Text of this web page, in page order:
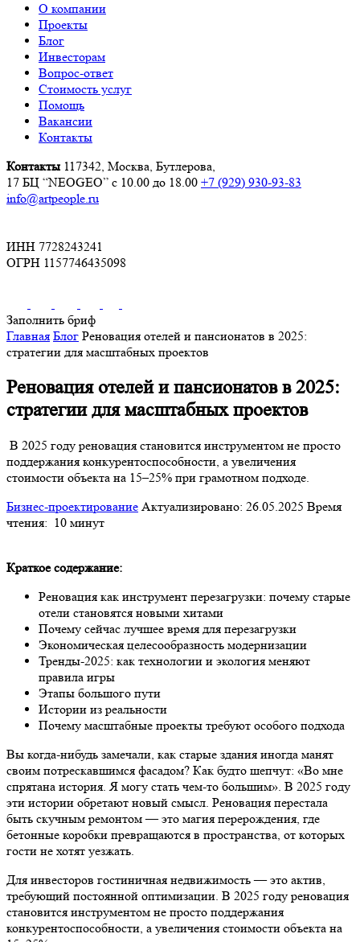
О компании
Проекты
Блог
Инвесторам
Вопрос-ответ
Стоимость услуг
Помощь
Вакансии
Контакты
Контакты 117342, Москва, Бутлерова,
17 БЦ “NEOGEO” с 10.00 до 18.00 +7 (929) 930-93-83
info@artpeople.ru
ИНН 7728243241
ОГРН 1157746435098
Заполнить бриф
Главная Блог Реновация отелей и пансионатов в 2025:
стратегии для масштабных проектов
Реновация отелей и пансионатов в 2025:
стратегии для масштабных проектов
В 2025 году реновация становится инструментом не просто
поддержания конкурентоспособности, а увеличения
стоимости объекта на 15–25% при грамотном подходе.
Бизнес-проектирование Актуализировано: 26.05.2025 Время
чтения: 10 минут
Краткое содержание:
Реновация как инструмент перезагрузки: почему старые
отели становятся новыми хитами
Почему сейчас лучшее время для перезагрузки
Экономическая целесообразность модернизации
Тренды-2025: как технологии и экология меняют
правила игры
Этапы большого пути
Истории из реальности
Почему масштабные проекты требуют особого подхода
Вы когда-нибудь замечали, как старые здания иногда манят
своим потрескавшимся фасадом? Как будто шепчут: «Во мне
спрятана история. Я могу стать чем-то большим». В 2025 году
эти истории обретают новый смысл. Реновация перестала
быть скучным ремонтом — это магия перерождения, где
бетонные коробки превращаются в пространства, от которых
гости не хотят уезжать.
Для инвесторов гостиничная недвижимость — это актив,
требующий постоянной оптимизации. В 2025 году реновация
становится инструментом не просто поддержания
конкурентоспособности, а увеличения стоимости объекта на